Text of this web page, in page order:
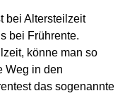
bei Altersteilzeit
bei Frührente.
könne man so
Weg in den
das sogenannte